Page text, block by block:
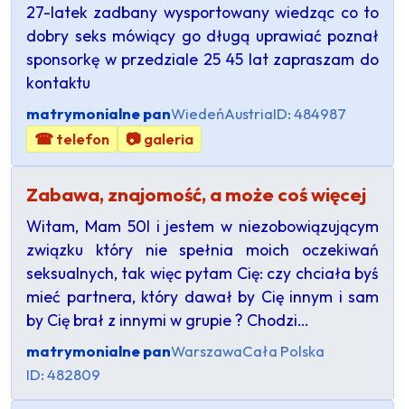
27-latek zadbany wysportowany wiedząc co to
dobry seks mówiący go długą uprawiać poznał
sponsorkę w przedziale 25 45 lat zapraszam do
kontaktu
matrymonialne panWiedeńAustriaID: 484987
☎ telefon
📷 galeria
Zabawa, znajomość, a może coś więcej
Witam, Mam 50l i jestem w niezobowiązującym
związku który nie spełnia moich oczekiwań
seksualnych, tak więc pytam Cię: czy chciała byś
mieć partnera, który dawał by Cię innym i sam
by Cię brał z innymi w grupie ? Chodzi…
matrymonialne panWarszawaCała Polska
ID: 482809